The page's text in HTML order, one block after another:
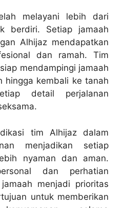
melayani lebih dari
berdiri. Setiap jamaah
Alhijaz mendapatkan
dan ramah. Tim
mendampingi jamaah
hingga kembali ke tanah
detail perjalanan
tim Alhijaz dalam
menjadikan setiap
nyaman dan aman.
dan perhatian
menjadi prioritas
untuk memberikan